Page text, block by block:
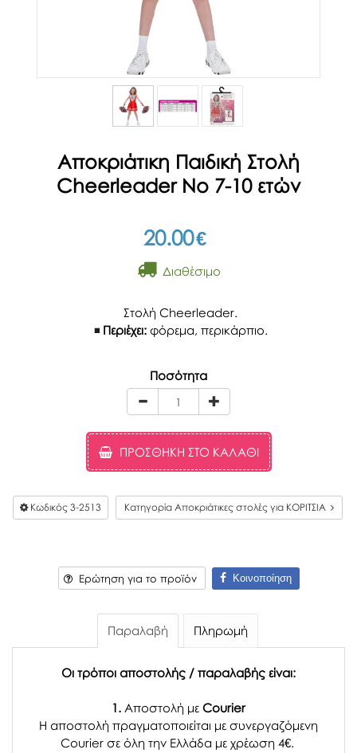
Αποκριάτικη Παιδική Στολή
Cheerleader Νο 7-10 ετών
20.00€
Διαθέσιμο
Στολή Cheerleader.
Περιέχει:φόρεμα, περικάρπιο.
Ποσότητα
ΠΡΟΣΘΉΚΗ ΣΤΟ ΚΑΛΆΘΙ
Κωδικός 3-2513 Κατηγορία Αποκριάτικες στολές για ΚΟΡΙΤΣΙΑ
Ερώτηση για το προϊόν Κοινοποίηση
Παραλαβή Πληρωμή
Οι τρόποι αποστολής / παραλαβής είναι:
1. Αποστολή με Courier
Η αποστολή πραγματοποιείται με συνεργαζόμενη
Courier σε όλη την Ελλάδα με χρέωση 4€.